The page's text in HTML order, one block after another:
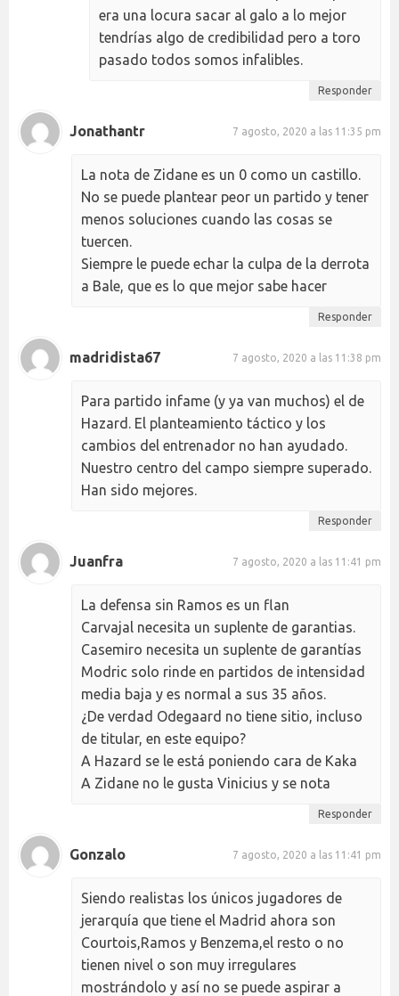
era una locura sacar al galo a lo mejor
tendrías algo de credibilidad pero a toro
pasado todos somos infalibles.
Responder
Jonathantr 7 agosto, 2020 a las 11:35 pm
La nota de Zidane es un 0 como un castillo.
No se puede plantear peor un partido y tener
menos soluciones cuando las cosas se
tuercen.
Siempre le puede echar la culpa de la derrota
a Bale, que es lo que mejor sabe hacer
Responder
madridista67 7 agosto, 2020 a las 11:38 pm
Para partido infame (y ya van muchos) el de
Hazard. El planteamiento táctico y los
cambios del entrenador no han ayudado.
Nuestro centro del campo siempre superado.
Han sido mejores.
Responder
Juanfra 7 agosto, 2020 a las 11:41 pm
La defensa sin Ramos es un flan
Carvajal necesita un suplente de garantias.
Casemiro necesita un suplente de garantías
Modric solo rinde en partidos de intensidad
media baja y es normal a sus 35 años.
¿De verdad Odegaard no tiene sitio, incluso
de titular, en este equipo?
A Hazard se le está poniendo cara de Kaka
A Zidane no le gusta Vinicius y se nota
Responder
Gonzalo 7 agosto, 2020 a las 11:41 pm
Siendo realistas los únicos jugadores de
jerarquía que tiene el Madrid ahora son
Courtois,Ramos y Benzema,el resto o no
tienen nivel o son muy irregulares
mostrándolo y así no se puede aspirar a